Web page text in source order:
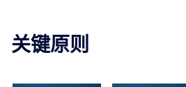
关键原则